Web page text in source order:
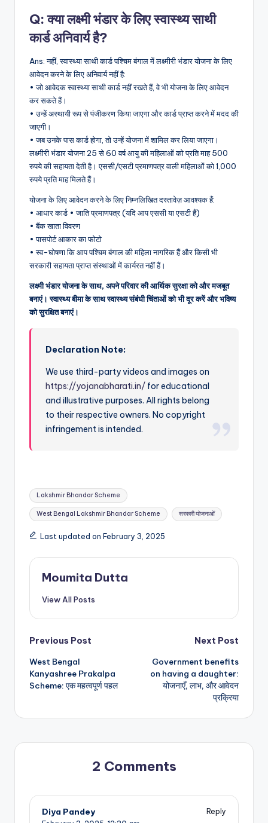
Q: क्या लक्ष्मी भंडार के लिए स्वास्थ्य साथी
कार्ड अनिवार्य है?
Ans: नहीं, स्वास्थ्या साथी कार्ड पश्चिम बंगाल में लक्ष्मीरी भंडार योजना के लिए
आवेदन करने के लिए अनिवार्य नहीं है:
• जो आवेदक स्वास्थ्या साथी कार्ड नहीं रखते हैं, वे भी योजना के लिए आवेदन
कर सकते हैं।
• उन्हें अस्थायी रूप से पंजीकरण किया जाएगा और कार्ड प्राप्त करने में मदद की
जाएगी।
• जब उनके पास कार्ड होगा, तो उन्हें योजना में शामिल कर लिया जाएगा।
लक्ष्मीरी भंडार योजना 25 से 60 वर्ष आयु की महिलाओं को प्रति माह 500
रुपये की सहायता देती है। एससी/एसटी प्रमाणपत्र वाली महिलाओं को 1,000
रुपये प्रति माह मिलते हैं।
योजना के लिए आवेदन करने के लिए निम्नलिखित दस्तावेज़ आवश्यक हैं:
• आधार कार्ड • जाति प्रमाणपत्र (यदि आप एससी या एसटी हैं)
• बैंक खाता विवरण
• पासपोर्ट आकार का फोटो
• स्व-घोषणा कि आप पश्चिम बंगाल की महिला नागरिक हैं और किसी भी
सरकारी सहायता प्राप्त संस्थाओं में कार्यरत नहीं हैं।
लक्ष्मी भंडार योजना के साथ, अपने परिवार की आर्थिक सुरक्षा को और मजबूत
बनाएं। स्वास्थ्य बीमा के साथ स्वास्थ्य संबंधी चिंताओं को भी दूर करें और भविष्य
को सुरक्षित बनाएं।
Declaration Note:
We use third-party videos and images on
https://yojanabharati.in/ for educational
and illustrative purposes. All rights belong
to their respective owners. No copyright
infringement is intended.
Tags:
Lakshmir Bhandar Scheme
West Bengal Lakshmir Bhandar Scheme सरकारी योजनाओं
Last updated on February 3, 2025
Moumita Dutta
View All Posts
Post
navigation
Previous Post
West Bengal
Kanyashree Prakalpa
Scheme: एक महत्वपूर्ण पहल
Next Post
Government benefits
on having a daughter:
योजनाएँ, लाभ, और आवेदन
प्रक्रिया
2 Comments
Diya Pandey
Reply